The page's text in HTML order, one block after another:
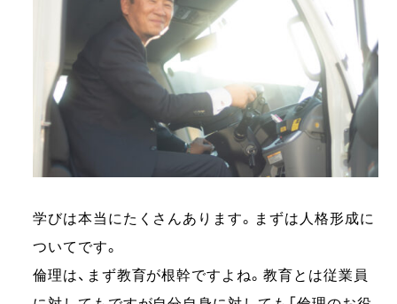
学びは本当にたくさんあります。まずは人格形成に
ついてです。
倫理は、まず教育が根幹ですよね。教育とは従業員